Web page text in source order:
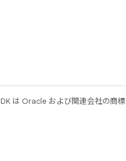
は Oracle および関連会社の商標